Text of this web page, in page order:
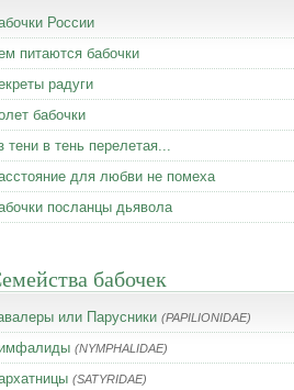
России
питаются бабочки
радуги
бабочки
тени в тень перелетая...
для любви не помеха
посланцы дьявола
бабочек
или Парусники (PAPILIONIDAE)
(NYMPHALIDAE)
(SATYRIDAE)